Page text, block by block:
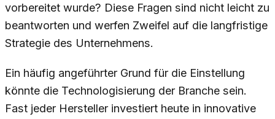
vorbereitet wurde? Diese Fragen sind nicht leicht zu
beantworten und werfen Zweifel auf die langfristige
Strategie des Unternehmens.
Ein häufig angeführter Grund für die Einstellung
könnte die Technologisierung der Branche sein.
Fast jeder Hersteller investiert heute in innovative